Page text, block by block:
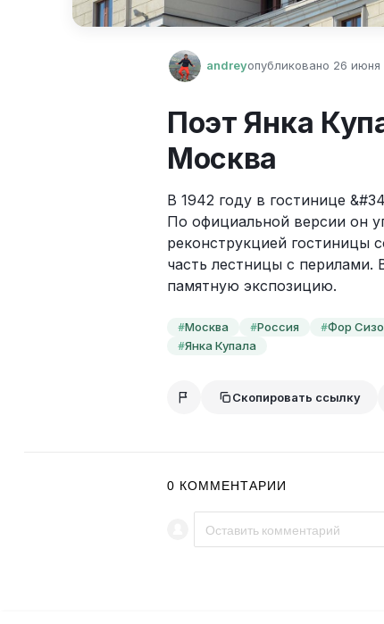
andreyопубликовано 26 июня
Поэт Янка
Москва
В 1942 году в гостинице
По официальной версии он
реконструкцией гостиницы
часть лестницы с перилами.
памятную экспозицию.
#Москва #Россия #Фор
#Янка Купала
Скопировать ссылку
0 КОММЕНТАРИИ